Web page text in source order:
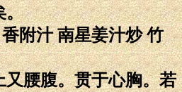
。
附汁 南星姜汁炒 竹
又腰腹。贯于心胸。若